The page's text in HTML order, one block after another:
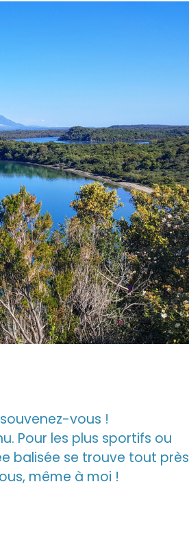
vous !
Pour les plus sportifs ou
balisée se trouve tout près
même à moi !